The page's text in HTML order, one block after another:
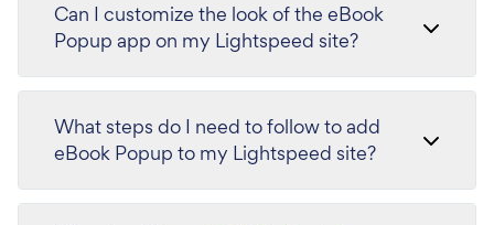
Can I customize the look of the eBook
Popup app on my Lightspeed site?
What steps do I need to follow to add
eBook Popup to my Lightspeed site?